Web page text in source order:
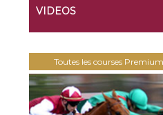
VIDEOS
Toutes les courses